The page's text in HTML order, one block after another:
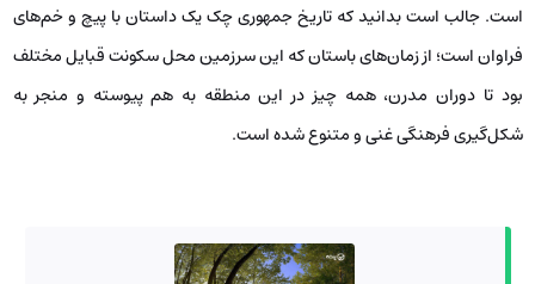
است. جالب است بدانید که تاریخ جمهوری چک یک داستان با پیچ و خم‌های
فراوان است؛ از زمان‌های باستان که این سرزمین محل سکونت قبایل مختلف
بود تا دوران مدرن، همه چیز در این منطقه به هم پیوسته و منجر به
شکل‌گیری فرهنگی غنی و متنوع شده است.